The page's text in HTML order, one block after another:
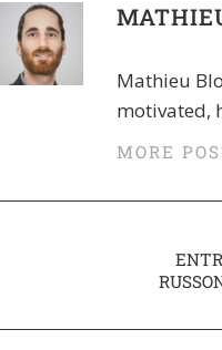
Mathieu
motivated,
MORE